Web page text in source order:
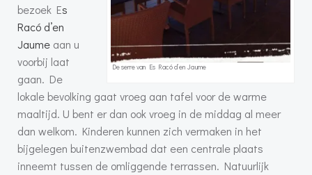
De serre van Es Racó d’en Jaume
bezoek Es
Racó d’en
Jaume aan u
voorbij laat
gaan. De
lokale bevolking gaat vroeg aan tafel voor de warme
maaltijd. U bent er dan ook vroeg in de middag al meer
dan welkom. Kinderen kunnen zich vermaken in het
bijgelegen buitenzwembad dat een centrale plaats
inneemt tussen de omliggende terrassen. Natuurlijk